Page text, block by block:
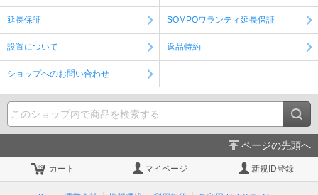
延長保証 SOMPOワランティ延長保証
設置について 返品特約
ショップへのお問い合わせ
ページの先頭へ
カート マイページ 新規ID登録